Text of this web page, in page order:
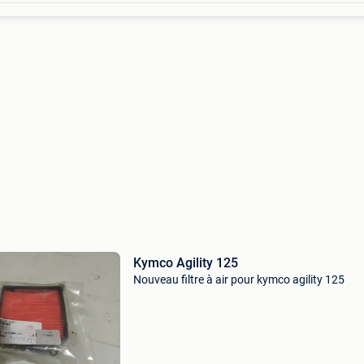
Kymco Agility 125
Nouveau filtre à air pour kymco agility 125